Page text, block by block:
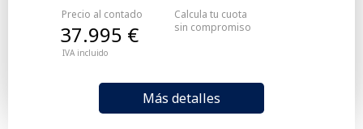
Precio al contado
IVA incluido
37.995 €
Más detalles
Calcula tu cuota
sin compromiso